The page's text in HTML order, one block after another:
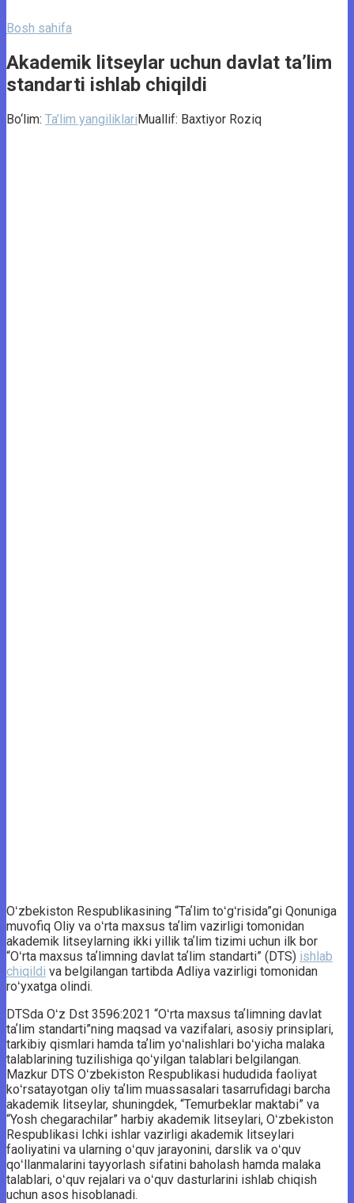
Bosh sahifa
Akademik litseylar uchun davlat taʼlim
standarti ishlab chiqildi
Bo‘lim: Ta’lim yangiliklariMuallif: Baxtiyor Roziq
Oʻzbekiston Respublikasining “Taʼlim toʻgʻrisida”gi Qonuniga
muvofiq Oliy va oʻrta maxsus taʼlim vazirligi tomonidan
akademik litseylarning ikki yillik taʼlim tizimi uchun ilk bor
“Oʻrta maxsus taʼlimning davlat taʼlim standarti” (DTS) ishlab
chiqildi va belgilangan tartibda Adliya vazirligi tomonidan
roʻyxatga olindi.
DTSda Oʻz Dst 3596:2021 “Oʻrta maxsus taʼlimning davlat
taʼlim standarti”ning maqsad va vazifalari, asosiy prinsiplari,
tarkibiy qismlari hamda taʼlim yoʻnalishlari boʻyicha malaka
talablarining tuzilishiga qoʻyilgan talablari belgilangan.
Mazkur DTS Oʻzbekiston Respublikasi hududida faoliyat
koʻrsatayotgan oliy taʼlim muassasalari tasarrufidagi barcha
akademik litseylar, shuningdek, “Temurbeklar maktabi” va
“Yosh chegarachilar” harbiy akademik litseylari, Oʻzbekiston
Respublikasi Ichki ishlar vazirligi akademik litseylari
faoliyatini va ularning oʻquv jarayonini, darslik va oʻquv
qoʻllanmalarini tayyorlash sifatini baholash hamda malaka
talablari, oʻquv rejalari va oʻquv dasturlarini ishlab chiqish
uchun asos hisoblanadi.